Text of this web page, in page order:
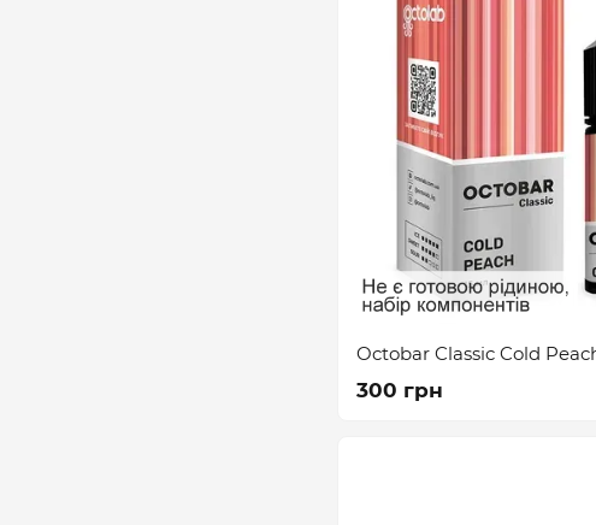
Octobar Classic Cold
300 грн